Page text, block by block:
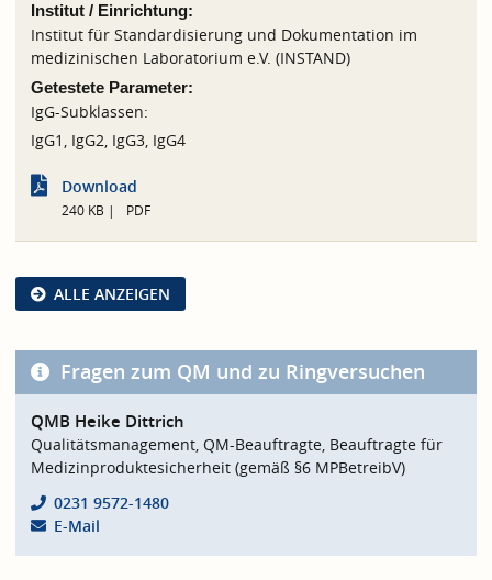
Institut / Einrichtung:
Institut für Standardisierung und Dokumentation im
medizinischen Laboratorium e.V. (INSTAND)
Getestete Parameter:
IgG-Subklassen:
IgG1, IgG2, IgG3, IgG4
Download
240 KB PDF
ALLE ANZEIGEN
Fragen zum QM und zu Ringversuchen
QMB Heike Dittrich
Qualitätsmanagement, QM-Beauftragte, Beauftragte für
Medizinproduktesicherheit (gemäß §6 MPBetreibV)
0231 9572-1480
E-Mail